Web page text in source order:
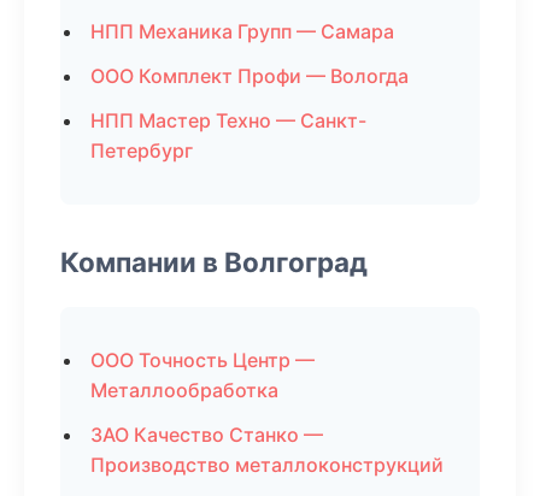
НПП Механика Групп — Самара
ООО Комплект Профи — Вологда
НПП Мастер Техно — Санкт-
Петербург
Компании в Волгоград
ООО Точность Центр —
Металлообработка
ЗАО Качество Станко —
Производство металлоконструкций